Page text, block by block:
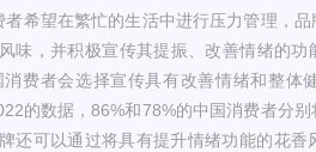
者希望在繁忙的生活中进行压力管理，
味，并积极宣传其提振、 改善情绪的功
消费者会选择宣传具有改善情绪和整体
的数据，86%和78%的中国消费者分
还可以通过将具有提升情绪功能的花